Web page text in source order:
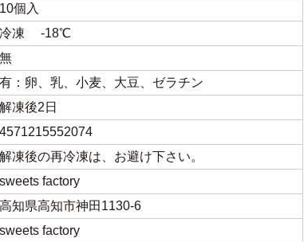
10個入
冷凍 -18℃
無
有：卵、乳、小麦、大豆、ゼラチン
解凍後2日
4571215552074
解凍後の再冷凍は、お避け下さい。
sweets factory
高知県高知市神田1130-6
sweets factory